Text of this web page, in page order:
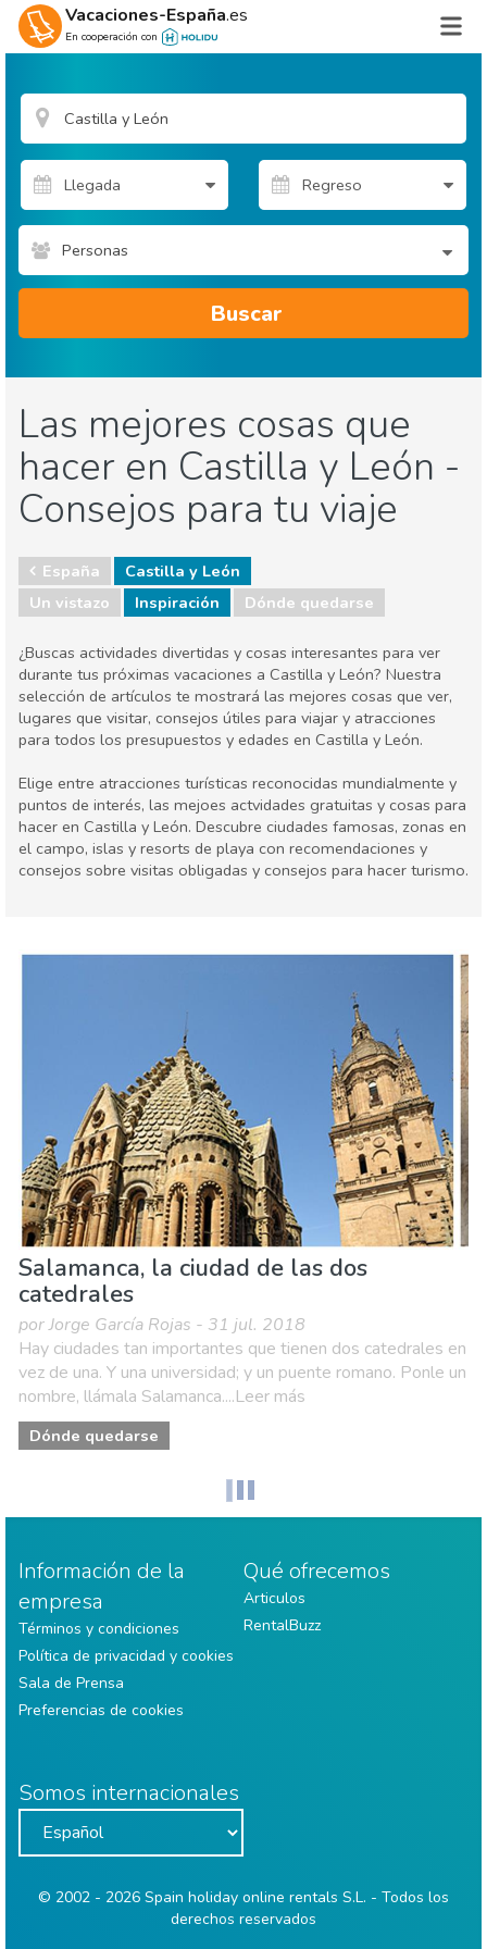
Vacaciones-España.es
En cooperación con
Personas
Buscar
Las mejores cosas que
hacer en Castilla y León -
Consejos para tu viaje
España
Castilla y León
Un vistazo
Inspiración Dónde quedarse
¿Buscas actividades divertidas y cosas interesantes para ver
durante tus próximas vacaciones a Castilla y León? Nuestra
selección de artículos te mostrará las mejores cosas que ver,
lugares que visitar, consejos útiles para viajar y atracciones
para todos los presupuestos y edades en Castilla y León.
Elige entre atracciones turísticas reconocidas mundialmente y
puntos de interés, las mejoes actvidades gratuitas y cosas para
hacer en Castilla y León. Descubre ciudades famosas, zonas en
el campo, islas y resorts de playa con recomendaciones y
consejos sobre visitas obligadas y consejos para hacer turismo.
Salamanca, la ciudad de las dos
catedrales
por Jorge García Rojas - 31 jul. 2018
Hay ciudades tan importantes que tienen dos catedrales en
vez de una. Y una universidad; y un puente romano. Ponle un
nombre, llámala Salamanca....Leer más
Dónde quedarse
Información de la
empresa
Términos y condiciones
Política de privacidad y cookies
Sala de Prensa
Preferencias de cookies
Qué ofrecemos
Articulos
RentalBuzz
Somos internacionales
© 2002 - 2026 Spain holiday online rentals S.L. - Todos los
derechos reservados